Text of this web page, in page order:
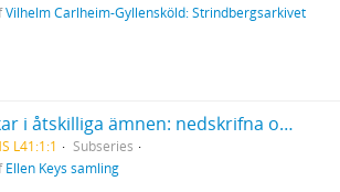
Vilhelm Carlheim-Gyllensköld: Strindbergsarkivet
Tankar i åtskilliga ämnen: nedskrifna omedelbarligen efter ögonblickets ingifvelse, endast för att blifva af med dem. Skrifna under de sista 3 åren, men här inskrifna våren 1868... .
L41:1:1
Subseries
Ellen Keys samling